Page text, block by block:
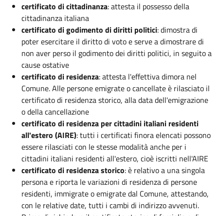
certificato di cittadinanza: attesta il possesso della
cittadinanza italiana
certificato di godimento di diritti politici: dimostra di
poter esercitare il diritto di voto e serve a dimostrare di
non aver perso il godimento dei diritti politici, in seguito a
cause ostative
certificato di residenza: attesta l'effettiva dimora nel
Comune. Alle persone emigrate o cancellate è rilasciato il
certificato di residenza storico, alla data dell'emigrazione
o della cancellazione
certificato di residenza per cittadini italiani residenti
all'estero (AIRE): tutti i certificati finora elencati possono
essere rilasciati con le stesse modalità anche per i
cittadini italiani residenti all'estero, cioè iscritti nell'AIRE
certificato di residenza storico: è relativo a una singola
persona e riporta le variazioni di residenza di persone
residenti, immigrate o emigrate dal Comune, attestando,
con le relative date, tutti i cambi di indirizzo avvenuti.